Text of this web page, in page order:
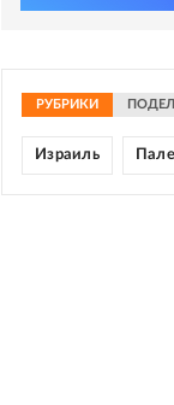
РУБРИКИ
Израиль